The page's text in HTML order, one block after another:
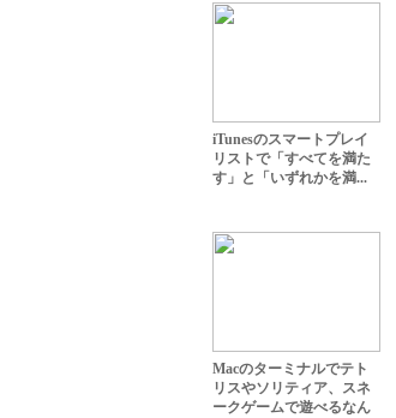
iTunesのスマートプレイ
リストで「すべてを満た
す」と「いずれかを満...
Macのターミナルでテト
リスやソリティア、スネ
ークゲームで遊べるなん